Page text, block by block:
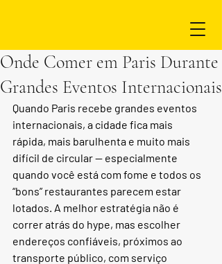
Onde Comer em Paris Durante
Grandes Eventos Internacionais
Quando Paris recebe grandes eventos
internacionais, a cidade fica mais
rápida, mais barulhenta e muito mais
difícil de circular — especialmente
quando você está com fome e todos os
“bons” restaurantes parecem estar
lotados. A melhor estratégia não é
correr atrás do hype, mas escolher
endereços confiáveis, próximos ao
transporte público, com serviço